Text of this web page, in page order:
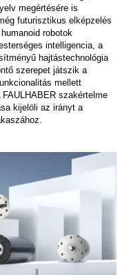
megértésére is
futurisztikus elképzelés
robotok
intelligencia, a
hajtástechnológia
szerepet játszik a
mellett
szakértelme
kijelöli az irányt a